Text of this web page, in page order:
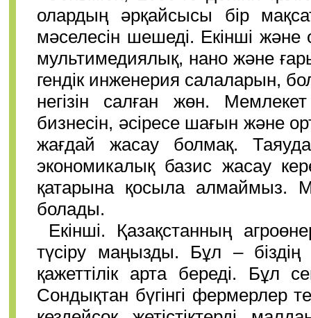
олардың әрқайсысы бір
мәселесін шешеді. Екінші және
мультимедиялық, нано және
гендік инженерия салаларын,
негізін салған жөн.
бизнесін, әсіресе шағын және
жағдай жасау болмақ.
экономикалық базис жасау
қатарына қосыла
болады.
Екінші. Қазақстанның
түсіру маңызды. Бұл – біздің
қажеттілік арта береді. Бұл
Сондықтан бүгінгі фермерлер